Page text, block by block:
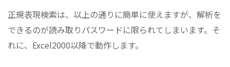
正規表現検索は、以上の通りに簡単に使えますが、解析を
できるのが読み取りパスワードに限られてしまいます。そ
れに、Excel2000以降で動作します。